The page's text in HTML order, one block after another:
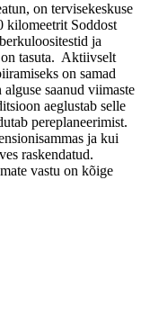
on tervisekeskuse
kilomeetrit Soddost
ja
on tasuta. Aktiivselt
on samad
saanud viimaste
aeglustab selle
pereplaneerimist.
ja kui
raskendatud.
vastu on kõige